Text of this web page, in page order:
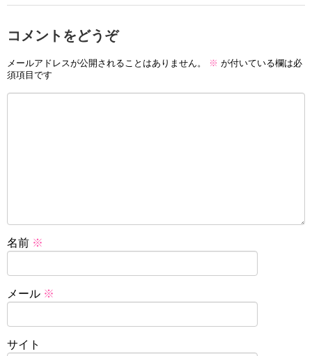
コメントをどうぞ
メールアドレスが公開されることはありません。 ※ が付いている欄は必
須項目です
名前 ※
メール ※
サイト